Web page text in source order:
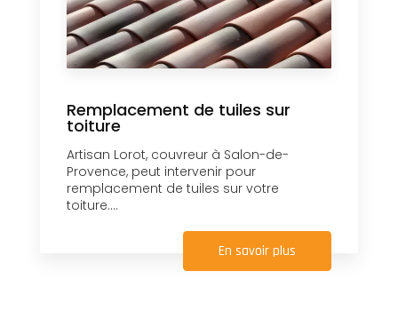
Remplacement de tuiles sur
toiture
Artisan Lorot, couvreur à Salon-de-
Provence, peut intervenir pour
remplacement de tuiles sur votre
toiture....
En savoir plus